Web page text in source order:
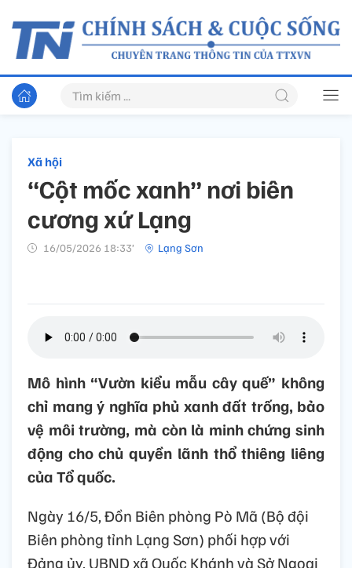
Xã hội
“Cột mốc xanh” nơi biên
cương xứ Lạng
16/05/2026 18:33’ Lạng Sơn
Mô hình “Vườn kiểu mẫu cây quế” không
chỉ mang ý nghĩa phủ xanh đất trống, bảo
vệ môi trường, mà còn là minh chứng sinh
động cho chủ quyền lãnh thổ thiêng liêng
của Tổ quốc.
Ngày 16/5, Đồn Biên phòng Pò Mã (Bộ đội
Biên phòng tỉnh Lạng Sơn) phối hợp với
Đảng ủy, UBND xã Quốc Khánh và Sở Ngoại